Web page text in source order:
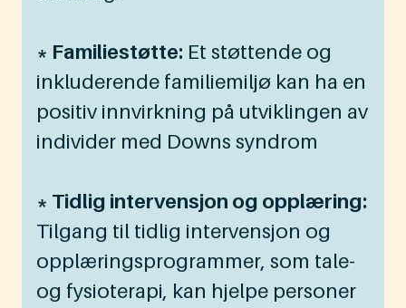
* Familiestøtte: Et støttende og
inkluderende familiemiljø kan ha en
positiv innvirkning på utviklingen av
individer med Downs syndrom
* Tidlig intervensjon og opplæring:
Tilgang til tidlig intervensjon og
opplæringsprogrammer, som tale-
og fysioterapi, kan hjelpe personer